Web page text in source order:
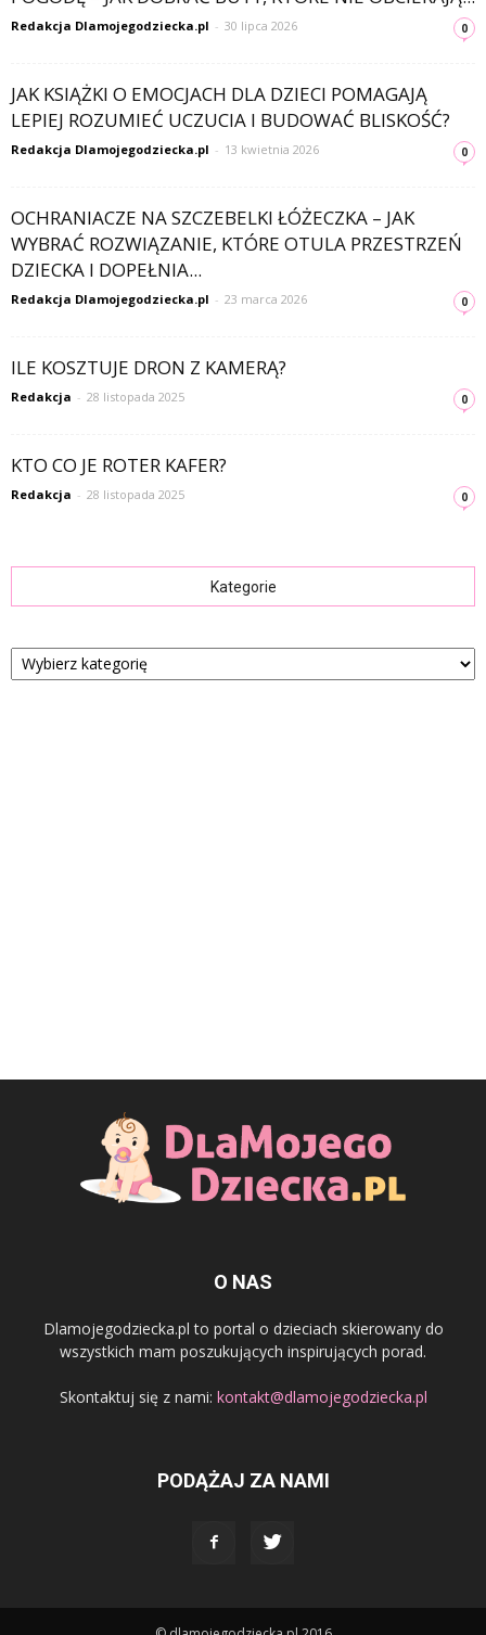
Redakcja Dlamojegodziecka.pl - 30 lipca 2026 0
JAK KSIĄŻKI O EMOCJACH DLA DZIECI POMAGAJĄ
LEPIEJ ROZUMIEĆ UCZUCIA I BUDOWAĆ BLISKOŚĆ?
Redakcja Dlamojegodziecka.pl - 13 kwietnia 2026 0
OCHRANIACZE NA SZCZEBELKI ŁÓŻECZKA – JAK
WYBRAĆ ROZWIĄZANIE, KTÓRE OTULA PRZESTRZEŃ
DZIECKA I DOPEŁNIA...
Redakcja Dlamojegodziecka.pl - 23 marca 2026 0
ILE KOSZTUJE DRON Z KAMERĄ?
Redakcja - 28 listopada 2025 0
KTO CO JE ROTER KAFER?
Redakcja - 28 listopada 2025 0
Kategorie
Kategorie
O NAS
Dlamojegodziecka.pl to portal o dzieciach skierowany do
wszystkich mam poszukujących inspirujących porad.
Skontaktuj się z nami: kontakt@dlamojegodziecka.pl
PODĄŻAJ ZA NAMI